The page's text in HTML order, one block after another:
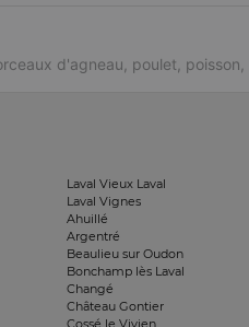
d'agneau, poulet,
Laval Vieux Laval
Laval Vignes
Ahuillé
Argentré
Beaulieu sur Oudon
Bonchamp lès Laval
Changé
Château Gontier
Cossé le Vivien